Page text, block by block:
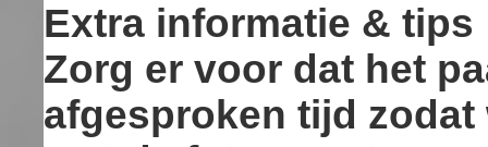
Extra informatie & tips
Zorg er voor dat het
afgesproken tijd